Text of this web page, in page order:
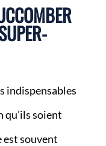
indispensables
qu’ils soient
est souvent